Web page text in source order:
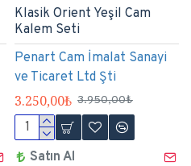
Penart Cam İmalat Sanayi
ve Ticaret Ltd Şti
Klasik Orient Yeşil Cam
Kalem Seti
3.250,00₺ 3.950,00₺
Satın Al